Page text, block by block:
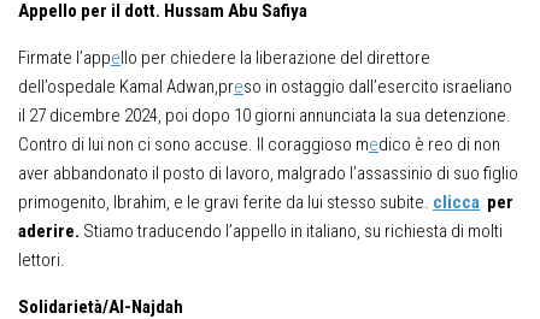
Appello per il dott. Hussam Abu Safiya
Firmate l’appello per chiedere la liberazione del direttore
dell’ospedale Kamal Adwan,preso in ostaggio dall’esercito israeliano
il 27 dicembre 2024, poi dopo 10 giorni annunciata la sua detenzione.
Contro di lui non ci sono accuse. Il coraggioso medico è reo di non
aver abbandonato il posto di lavoro, malgrado l’assassinio di suo figlio
primogenito, Ibrahim, e le gravi ferite da lui stesso subite. clicca per
aderire. Stiamo traducendo l’appello in italiano, su richiesta di molti
lettori.
Solidarietà/Al-Najdah